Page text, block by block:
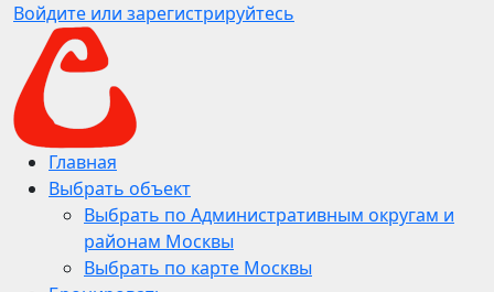
Войдите или зарегистрируйтесь
Главная
Выбрать объект
Выбрать по Административным округам и
районам Москвы
Выбрать по карте Москвы